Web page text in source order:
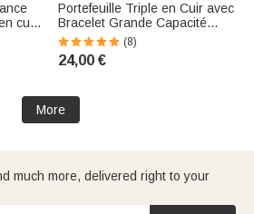
cuir
nom
Portefeuille Triple en Cuir avec
Bracelet Grande Capacité
Accessoire Personnalisé Nom
Fleur de Naissance Cadeau
d'Anniversaire pour Femme
(8)
24,00 €
More
much more, delivered right to your